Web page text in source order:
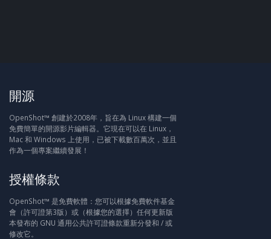
開源
OpenShot™ 創建於2008年，旨在為 Linux 構建一個
免費簡單的開源影片編輯器。它現在可以在 Linux，
Mac 和 Windows 上使用，已被下載數百萬次，並且
作為一個專案繼續發展！
授權條款
OpenShot™ 是免費軟體：您可以根據免費軟件基金
會（許可證第3版）或（根據您的選擇）任何更新版
本發布的 GNU 通用公共許可證條款重新分發和 / 或
修改它。